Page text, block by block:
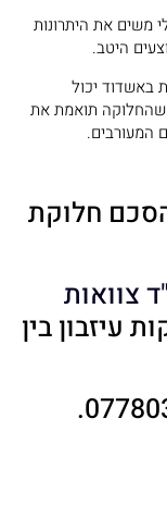
משים את היתרונות
היטב.
באשדוד יכול
שהחלוקה תואמת את
המעורבים.
הסכם חלוקת
צוואות
עיזבון בין